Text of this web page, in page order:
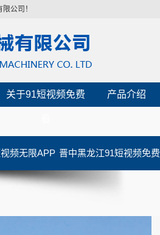
公司！
关于91短视频免费 产品介绍
频无限APP 晋中黑龙江91短视频免费